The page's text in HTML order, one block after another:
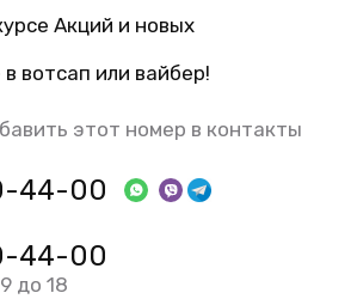
Акций и новых
вотсап или вайбер!
этот номер в контакты
44-00
44-00
до 18